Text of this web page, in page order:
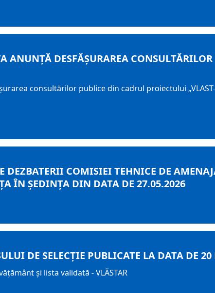
ANUNȚĂ DESFĂȘURAREA
consultărilor publice din cadrul proiectului
DEZBATERII COMISIEI TEHNICE DE
ÎN ȘEDINȚA DIN DATA DE 27.05.2026
DE SELECȚIE PUBLICATE LA DATA DE
și lista validată - VLĂSTAR